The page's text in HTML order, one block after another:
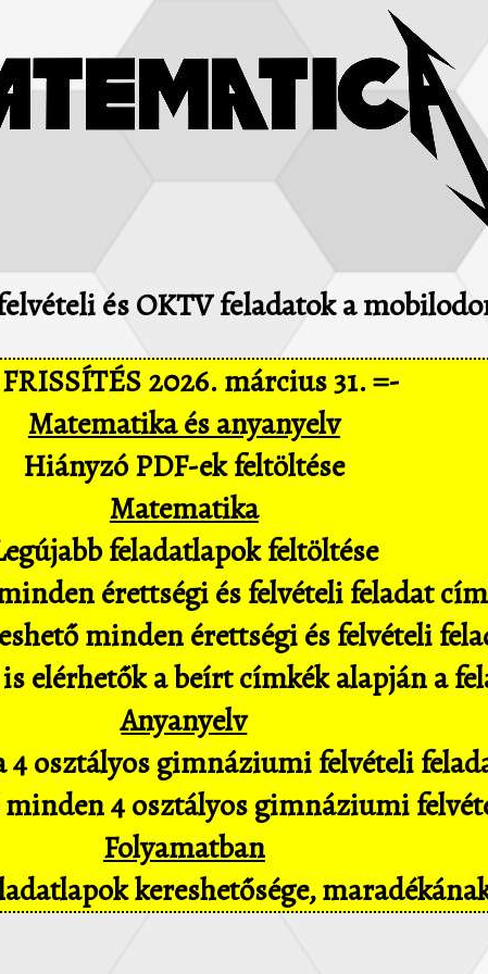
és OKTV feladatok a
2026. március 31. =-
Matematika és anyanyelv
Hiányzó PDF-ek feltöltése
Matematika
feladatlapok feltöltése
érettségi és felvételi feladat
minden érettségi és felvételi
elérhetők a beírt címkék alapján a
Anyanyelv
4 osztályos gimnáziumi felvételi
minden 4 osztályos gimnáziumi
Folyamatban
kereshetősége,